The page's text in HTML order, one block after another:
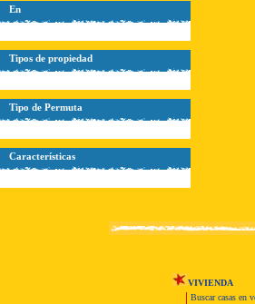
En
Tipos de propiedad
Tipo de Permuta
Características
VIVIENDA
Buscar casas en